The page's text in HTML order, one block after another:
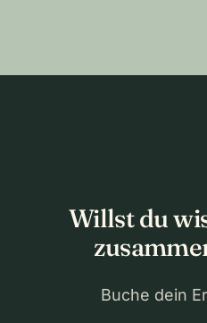
Willst du
Buche dein